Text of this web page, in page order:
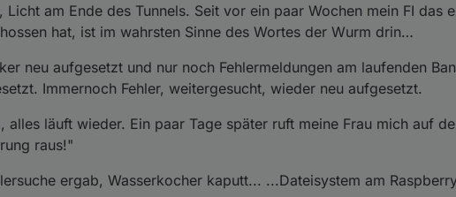
Licht am Ende des Tunnels. Seit vor ein paar Wochen mein FI das
hat, ist im wahrsten Sinne des Wortes der Wurm drin…
neu aufgesetzt und nur noch Fehlermeldungen am laufenden
Immernoch Fehler, weitergesucht, wieder neu aufgesetzt.
alles läuft wieder. Ein paar Tage später ruft meine Frau mich auf
raus!"
ergab, Wasserkocher kaputt... ...Dateisystem am